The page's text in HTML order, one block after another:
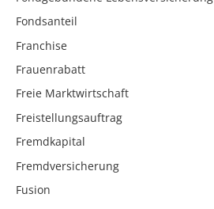
Fondsanteil
Franchise
Frauenrabatt
Freie Marktwirtschaft
Freistellungsauftrag
Fremdkapital
Fremdversicherung
Fusion